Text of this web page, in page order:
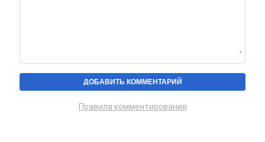
Правила комментирования